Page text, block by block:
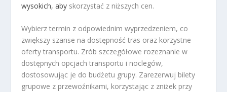
wysokich, aby skorzystać z niższych cen.
Wybierz termin z odpowiednim wyprzedzeniem, co
zwiększy szanse na dostępność tras oraz korzystne
oferty transportu. Zrób szczegółowe rozeznanie w
dostępnych opcjach transportu i noclegów,
dostosowując je do budżetu grupy. Zarezerwuj bilety
grupowe z przewoźnikami, korzystając z zniżek przy